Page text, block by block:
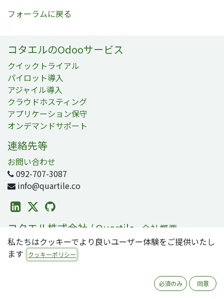
フォーラムに戻る
コタエルのOdooサービス
クイックトライアル
パイロット導入
アジャイル導入
クラウドホスティング
アプリケーション保守
オンデマンドサポート
連絡先等
お問い合わせ
092-707-3087
info@quartile.co
コタエル株式会社 / Quartile 会社概要
コタエルは日本および世界各地のお客様のOdoo導入を支
援しています。
Odooは2800万人のユーザが利用する、世界で最も人気の
オープンソースビジネスアプリ/ERPスイートです。零細・
私たちはクッキーでより良いユーザー体験をご提供いたし
ます
クッキーポリシー
必須のみ 同意